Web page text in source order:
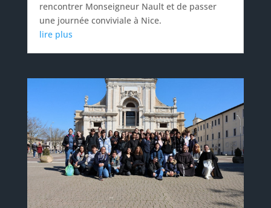
rencontrer Monseigneur Nault et de passer
une journée conviviale à Nice.
lire plus